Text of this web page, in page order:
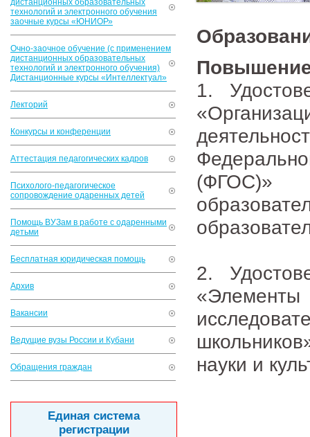
дистанционных образовательных
технологий и электронного обучения
заочные курсы «ЮНИОР»
Очно-заочное обучение (с применением
дистанционных образовательных
технологий и электронного обучения)
Дистанционные курсы «Интеллектуал»
Лекторий
Конкурсы и конференции
Аттестация педагогических кадров
Психолого-педагогическое
сопровождение одаренных детей
Помощь ВУЗам в работе с одаренными
детьми
Бесплатная юридическая помощь
Архив
Вакансии
Ведущие вузы России и Кубани
Обращения граждан
Единая система
регистрации
1.
(ФГОС)»
2.
науки и